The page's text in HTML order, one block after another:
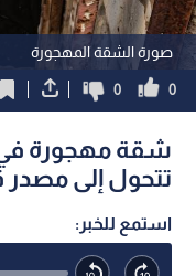
صورة الشقة المهجورة
0
0
شقة مهجورة في
تتحول إلى مصدر
استمع للخبر: